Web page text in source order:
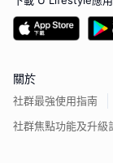
關於
社群最強使用指南
社群焦點功能及升級